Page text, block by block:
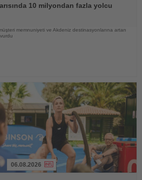
10 milyondan fazla yolcu
memnuniyeti ve Akdeniz destinasyonlarına artan
06.08.2026